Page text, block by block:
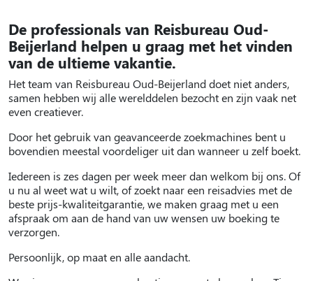
De professionals van Reisbureau Oud-
Beijerland helpen u graag met het vinden
van de ultieme vakantie.
Het team van Reisbureau Oud-Beijerland doet niet anders,
samen hebben wij alle werelddelen bezocht en zijn vaak net
even creatiever.
Door het gebruik van geavanceerde zoekmachines bent u
bovendien meestal voordeliger uit dan wanneer u zelf boekt.
Iedereen is zes dagen per week meer dan welkom bij ons. Of
u nu al weet wat u wilt, of zoekt naar een reisadvies met de
beste prijs-kwaliteitgarantie, we maken graag met u een
afspraak om aan de hand van uw wensen uw boeking te
verzorgen.
Persoonlijk, op maat en alle aandacht.